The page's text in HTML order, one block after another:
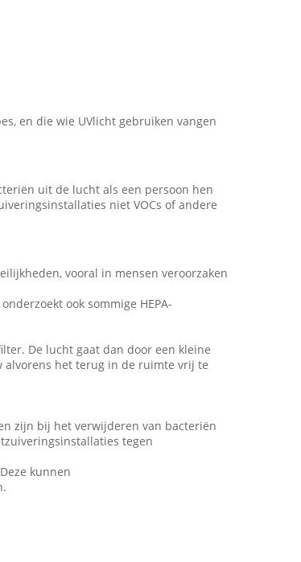
en die wie UVlicht gebruiken vangen
uit de lucht als een persoon hen
niet VOCs of andere
vooral in mensen veroorzaken
ook sommige HEPA-
De lucht gaat dan door een kleine
alvorens het terug in de ruimte vrij te
zijn bij het verwijderen van bacteriën
tegen
kunnen